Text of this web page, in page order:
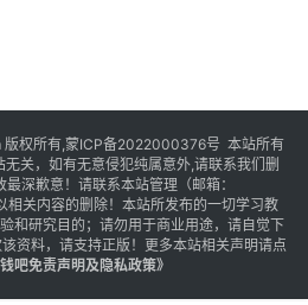
权所有,蒙ICP备2022000376号 本站所有
关，如有无意侵犯纯属意外,请联系我们删
深歉意！请联系本站管理（邮箱：
关内容的删除！本站所发布的一切学习教
和研究目的；请勿用于商业用途，请自觉下
资料，请支持正版！更多本站相关声明请点
吧免责声明及隐私政策》